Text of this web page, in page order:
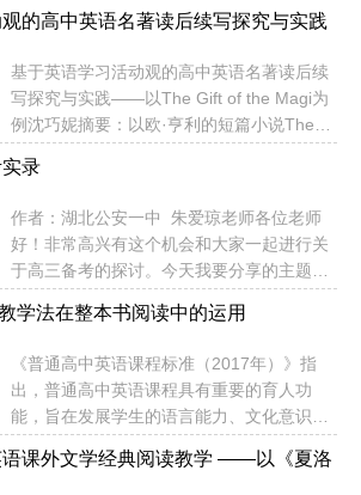
could read. And as they have multiplied
ribbon list...
的高中英语名著读后续写探究与实践
基于英语学习活动观的高中英语名著读后续
写探究与实践——以The Gift of the Magi为
例沈巧妮摘要：以欧·亨利的短篇小说The
三个环节探究教师在英语学习活动观指导下
写—评”的教学模式，使学生的语言能力、思
维品质、文化意识和学习能力都得到提升。
对基于英语学习活动观的教学进行反思，认
为教师应运用多种手段和方法，引导学生有
引导其思维由低阶向高阶稳步发展，让师生
评价、生生评价贯...
录
作者：湖北公安一中 朱爱琼老师各位老师
好！非常高兴有这个机会和大家一起进行关
于高三备考的探讨。今天我要分享的主题是
所以选择这个题目是因为追的一部电视剧
日的贺礼，屏幕上那些澎湃的文字，那些催
人泪下的画面，那些生逢乱世，即使生如蝼
蚁，但仍心有所向，奉献青春的先烈们，给
我留下了不可磨灭的印象，所以套用了伟人
学法在整本书阅读中的运用
《普通高中英语课程标准（2017年）》指
出，普通高中英语课程具有重要的育人功
能，旨在发展学生的语言能力、文化意识、
应帮助学生学习、理解和鉴赏中外优秀文
语课外文学经典阅读教学 ——以《夏洛